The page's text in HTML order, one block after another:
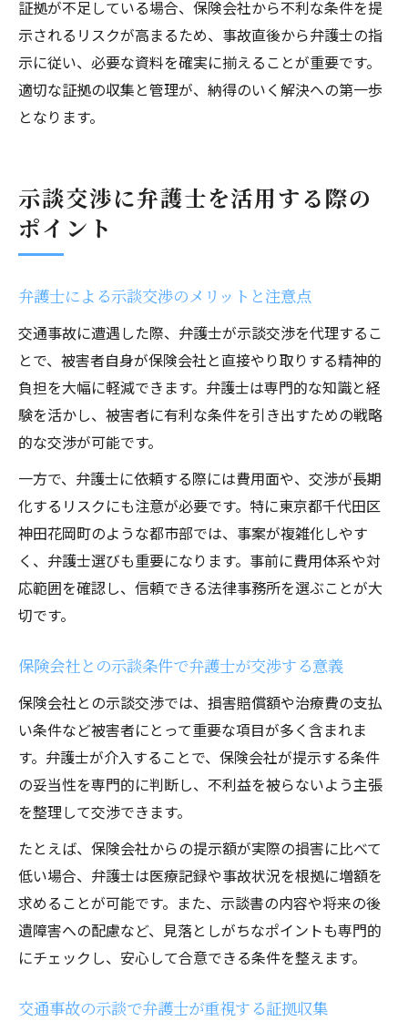
証拠が不足している場合、保険会社から不利な条件を提
示されるリスクが高まるため、事故直後から弁護士の指
示に従い、必要な資料を確実に揃えることが重要です。
適切な証拠の収集と管理が、納得のいく解決への第一歩
となります。
示談交渉に弁護士を活用する際の
ポイント
弁護士による示談交渉のメリットと注意点
交通事故に遭遇した際、弁護士が示談交渉を代理するこ
とで、被害者自身が保険会社と直接やり取りする精神的
負担を大幅に軽減できます。弁護士は専門的な知識と経
験を活かし、被害者に有利な条件を引き出すための戦略
的な交渉が可能です。
一方で、弁護士に依頼する際には費用面や、交渉が長期
化するリスクにも注意が必要です。特に東京都千代田区
神田花岡町のような都市部では、事案が複雑化しやす
く、弁護士選びも重要になります。事前に費用体系や対
応範囲を確認し、信頼できる法律事務所を選ぶことが大
切です。
保険会社との示談条件で弁護士が交渉する意義
保険会社との示談交渉では、損害賠償額や治療費の支払
い条件など被害者にとって重要な項目が多く含まれま
す。弁護士が介入することで、保険会社が提示する条件
の妥当性を専門的に判断し、不利益を被らないよう主張
を整理して交渉できます。
たとえば、保険会社からの提示額が実際の損害に比べて
低い場合、弁護士は医療記録や事故状況を根拠に増額を
求めることが可能です。また、示談書の内容や将来の後
遺障害への配慮など、見落としがちなポイントも専門的
にチェックし、安心して合意できる条件を整えます。
交通事故の示談で弁護士が重視する証拠収集